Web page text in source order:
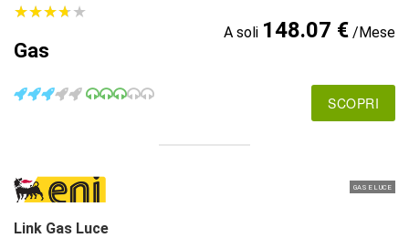
★★★★★
★★★★★
Gas
A soli 148.07 €/Mese
SCOPRI
GAS E LUCE
Link Gas Luce